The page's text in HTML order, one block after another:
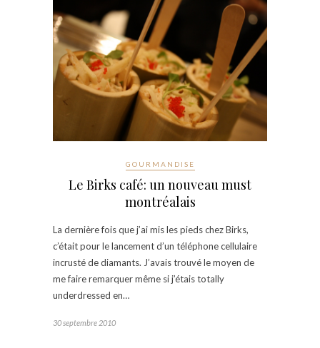
GOURMANDISE
Le Birks café: un nouveau must
montréalais
La dernière fois que j’ai mis les pieds chez Birks,
c’était pour le lancement d’un téléphone cellulaire
incrusté de diamants. J’avais trouvé le moyen de
me faire remarquer même si j’étais totally
underdressed en…
30 septembre 2010